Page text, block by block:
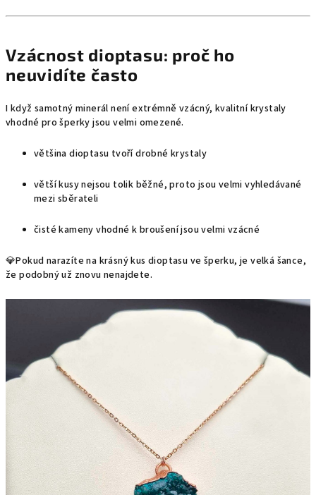
Vzácnost dioptasu: proč ho
neuvidíte často
I když samotný minerál není extrémně vzácný, kvalitní krystaly
vhodné pro šperky jsou velmi omezené.
většina dioptasu tvoří drobné krystaly
větší kusy nejsou tolik běžné, proto jsou velmi vyhledávané
mezi sběrateli
čisté kameny vhodné k broušení jsou velmi vzácné
💎Pokud narazíte na krásný kus dioptasu ve šperku, je velká šance,
že podobný už znovu nenajdete.